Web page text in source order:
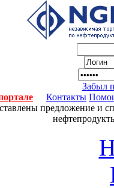
Забыл
Контакты
предложение и